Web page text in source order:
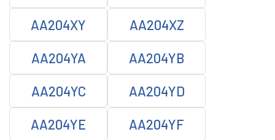
AA204XY AA204XZ
AA204YA AA204YB
AA204YC AA204YD
AA204YE AA204YF